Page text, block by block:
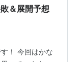
＆展開予想
！ 今回はかな